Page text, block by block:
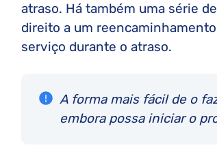
atraso. Há também uma série
direito a um
serviço durante o atraso.
A forma mais fácil de o
embora possa iniciar o